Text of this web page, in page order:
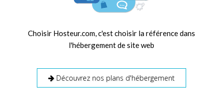
Choisir Hosteur.com, c'est choisir la référence dans
l'hébergement de site web
Découvrez nos plans d'hébergement